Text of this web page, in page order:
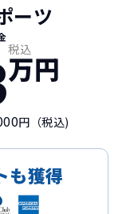
ーツ
税込
万円
円（税込)
も獲得